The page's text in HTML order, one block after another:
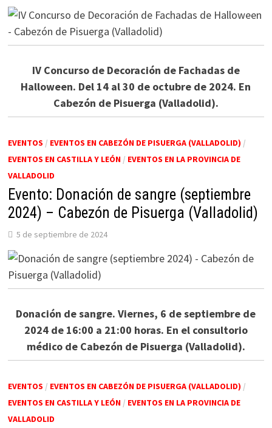
IV Concurso de Decoración de Fachadas de
Halloween. Del 14 al 30 de octubre de 2024. En
Cabezón de Pisuerga (Valladolid).
EVENTOS / EVENTOS EN CABEZÓN DE PISUERGA (VALLADOLID) /
EVENTOS EN CASTILLA Y LEÓN/ EVENTOS EN LA PROVINCIA DE
VALLADOLID
Evento: Donación de sangre (septiembre
2024) – Cabezón de Pisuerga (Valladolid)
5 de septiembre de 2024
Donación de sangre. Viernes, 6 de septiembre de
2024 de 16:00 a 21:00 horas. En el consultorio
médico de Cabezón de Pisuerga (Valladolid).
EVENTOS / EVENTOS EN CABEZÓN DE PISUERGA (VALLADOLID) /
EVENTOS EN CASTILLA Y LEÓN/ EVENTOS EN LA PROVINCIA DE
VALLADOLID